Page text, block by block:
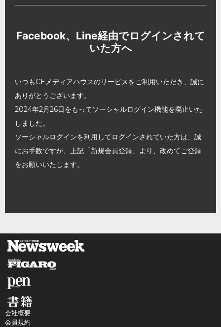
Facebook、Line経由でログインされて
いた方へ
いつもCEメディアハウスのサービスをご利用いただき、誠に
ありがとうございます。
2024年2月26日をもってソーシャルログイン機能を廃止いた
しました。
ソーシャルログインを利用してログインされていた方は、誠
にお手数ですが、上記「新規会員登録」より、改めてご登録
をお願いいたします。
会社概要
会員規約